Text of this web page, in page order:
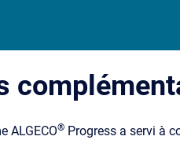
ALGECO® Progress a servi à